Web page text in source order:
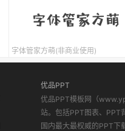
字体管家方萌(非商业使用)
优品PPT
优品PPT模板网（
站。包括PPT图表、PPT
国内最大最权威的PPT下